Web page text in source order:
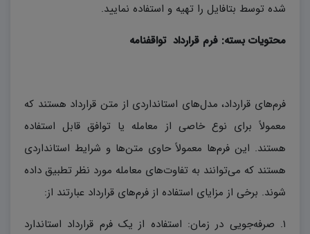
شده توسط بتافایل را تهیه و استفاده نمایید.
محتویات بسته: فرم قرارداد تواقفنامه
فرم‌های قرارداد، مدل‌های استانداردی از متن قرارداد هستند که
معمولاً برای نوع خاصی از معامله یا توافق قابل استفاده
هستند. این فرم‌ها معمولاً حاوی متن‌ها و شرایط استانداردی
هستند که می‌توانند به تفاوت‌های معامله مورد نظر تطبیق داده
شوند. برخی از مزایای استفاده از فرم‌های قرارداد عبارتند از:
۱. صرفه‌جویی در زمان: استفاده از یک فرم قرارداد استاندارد